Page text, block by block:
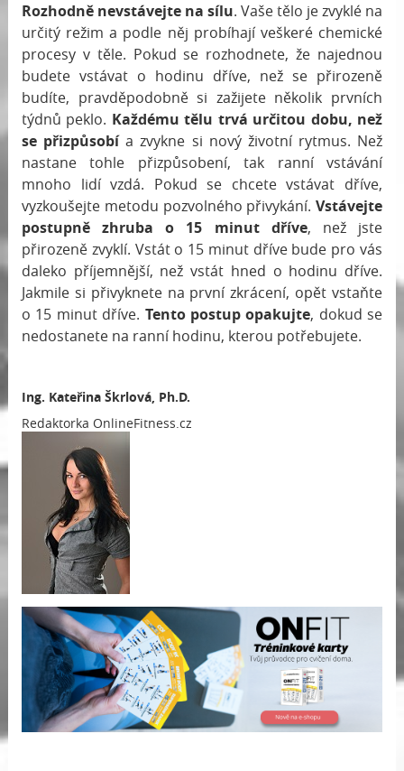
Rozhodně nevstávejte na sílu. Vaše tělo je zvyklé na
určitý režim a podle něj probíhají veškeré chemické
procesy v těle. Pokud se rozhodnete, že najednou
budete vstávat o hodinu dříve, než se přirozeně
budíte, pravděpodobně si zažijete několik prvních
týdnů peklo. Každému tělu trvá určitou dobu, než
se přizpůsobía zvykne si nový životní rytmus. Než
nastane tohle přizpůsobení, tak ranní vstávání
mnoho lidí vzdá. Pokud se chcete vstávat dříve,
vyzkoušejte metodu pozvolného přivykání.Vstávejte
postupně zhruba o 15 minut dříve, než jste
přirozeně zvyklí. Vstát o 15 minut dříve bude pro vás
daleko příjemnější, než vstát hned o hodinu dříve.
Jakmile si přivyknete na první zkrácení, opět vstaňte
o 15 minut dříve. Tento postup opakujte, dokud se
nedostanete na ranní hodinu, kterou potřebujete.
Ing. Kateřina Škrlová, Ph.D.
Redaktorka OnlineFitness.cz